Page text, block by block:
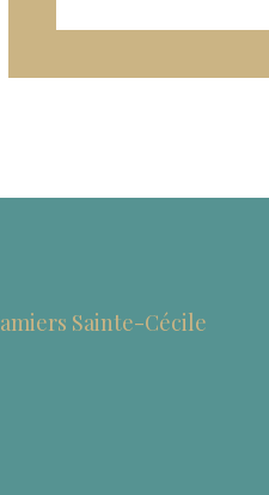
Sainte-Cécile